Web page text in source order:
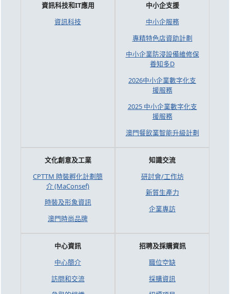
資訊科技和IT應用
資訊科技
中小企支援
中小企服務
專精特色店資助計劃
中小企業防浸設備維修保
養知多D
2026中小企業數字化支
援服務
2025 中小企業數字化支
援服務
澳門餐飲業智能升級計劃
文化創意及工業
CPTTM 時裝孵化計劃簡
介 (MaConsef)
時裝及形象資訊
澳門時尚品牌
知識交流
研討會/工作坊
新質生產力
企業專訪
中心資訊
中心簡介
訪問和交流
招聘及採購資訊
職位空缺
採購資訊